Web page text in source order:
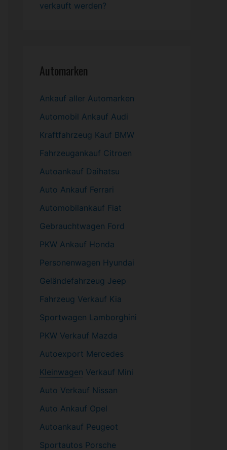
verkauft werden?
Automarken
Ankauf aller Automarken
Automobil Ankauf Audi
Kraftfahrzeug Kauf BMW
Fahrzeugankauf Citroen
Autoankauf Daihatsu
Auto Ankauf Ferrari
Automobilankauf Fiat
Gebrauchtwagen Ford
PKW Ankauf Honda
Personenwagen Hyundai
Geländefahrzeug Jeep
Fahrzeug Verkauf Kia
Sportwagen Lamborghini
PKW Verkauf Mazda
Autoexport Mercedes
Kleinwagen Verkauf Mini
Auto Verkauf Nissan
Auto Ankauf Opel
Autoankauf Peugeot
Sportautos Porsche